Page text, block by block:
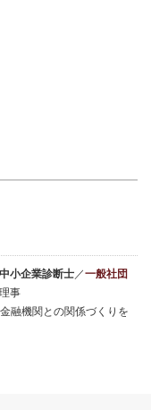
中小企業診断士 ／一般社団
事
融機関との関係づくりを